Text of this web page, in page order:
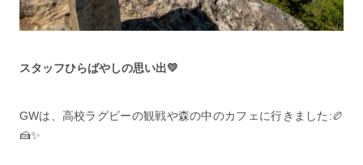
スタッフひらばやしの思い出💛
GWは、高校ラグビーの観戦や森の中のカフェに行きました:🏉
🍰✨️